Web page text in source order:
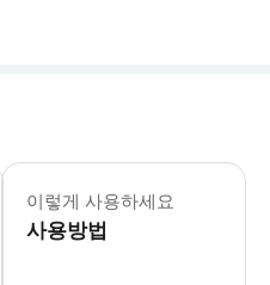
메뉴는 상황에 따라 변경될 수 있습니
이렇게 사용하세요
사용방법